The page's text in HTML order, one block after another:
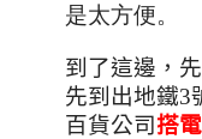
是太方便。
到了這邊，
先到出地鐵3
百貨公司搭